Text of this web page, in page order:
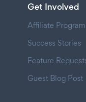
Get Involved
Affiliate Program
Success Stories
Feature
Guest Blog Post